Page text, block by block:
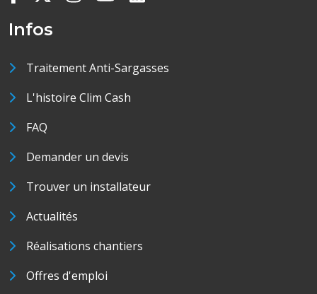
Infos
Traitement Anti-Sargasses
L'histoire Clim Cash
FAQ
Demander un devis
Trouver un installateur
Actualités
Réalisations chantiers
Offres d'emploi